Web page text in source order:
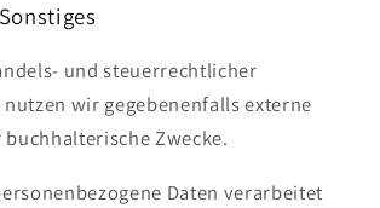
und steuerrechtlicher
wir gegebenenfalls externe
Zwecke.
Daten verarbeitet